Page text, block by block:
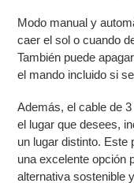
Modo manual y
caer el sol o cuando
También puede
el mando incluido si
Además, el cable de
el lugar que desees,
un lugar distinto. Este
una excelente opción
alternativa sostenible